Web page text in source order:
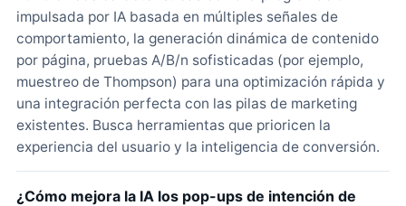
impulsada por IA basada en múltiples señales de
comportamiento, la generación dinámica de contenido
por página, pruebas A/B/n sofisticadas (por ejemplo,
muestreo de Thompson) para una optimización rápida y
una integración perfecta con las pilas de marketing
existentes. Busca herramientas que prioricen la
experiencia del usuario y la inteligencia de conversión.
¿Cómo mejora la IA los pop-ups de intención de